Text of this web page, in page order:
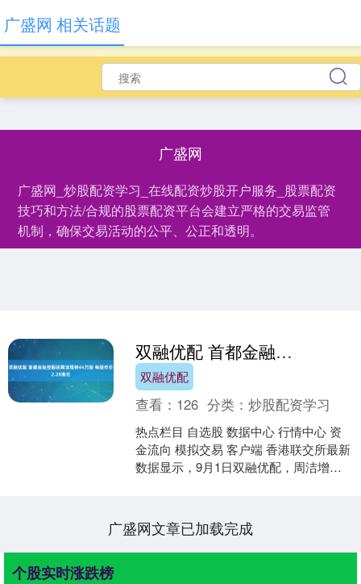
广盛网
广盛网_炒股配资学习_在线配资炒股开户服务_股票配资
技巧和方法/合规的股票配资平台会建立严格的交易监管
机制，确保交易活动的公平、公正和透明。
广盛网 相关话题
双融优配 首都金融控股获周洁增持44万股 每股作价2.28港元
双融优配
查看： 126 分类：炒股配资学习
热点栏目 自选股 数据中心 行情中心 资
金流向 模拟交易 客户端 香港联交所最新
数据显示，9月1日双融优配，周洁增持
广盛网文章已加载完成
个股实时涨跌榜